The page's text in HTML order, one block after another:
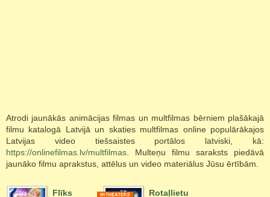
Atrodi jaunākās animācijas filmas un multfilmas bērniem plašākajā
filmu katalogā Latvijā un skaties multfilmas online populārākajos
Latvijas video tiešsaistes portālos latviski, kā:
https://onlinefilmas.lv/multfilmas . Multeņu filmu saraksts piedāvā
jaunāko filmu aprakstus, attēlus un video materiālus Jūsu ērtībām.
Flīks
Rotaļlietu